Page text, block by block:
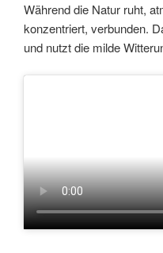
Während die Natur ruht,
konzentriert, verbunden.
und nutzt die milde